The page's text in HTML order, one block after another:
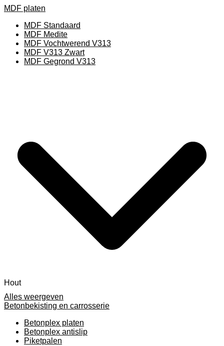
MDF platen
MDF Standaard
MDF Medite
MDF Vochtwerend V313
MDF V313 Zwart
MDF Gegrond V313
Alles weergeven
Betonbekisting en carrosserie
Betonplex platen
Betonplex antislip
Piketpalen
Hout